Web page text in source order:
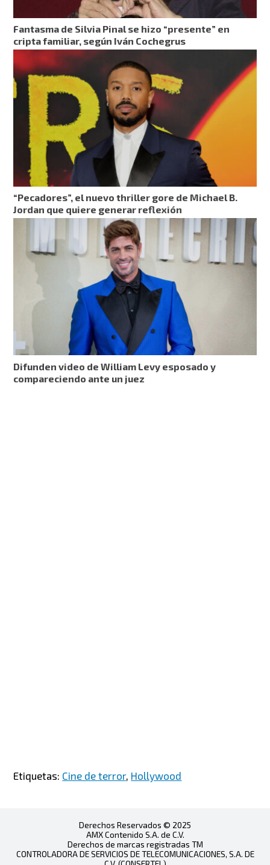
Fantasma de Silvia Pinal se hizo “presente” en
cripta familiar, según Iván Cochegrus
“Pecadores”, el nuevo thriller gore de Michael B.
Jordan que quiere generar reflexión
Difunden video de William Levy esposado y
compareciendo ante un juez
Etiquetas: Cine de terror, Hollywood
Derechos Reservados © 2025
AMX Contenido S.A. de C.V.
Derechos de marcas registradas TM
CONTROLADORA DE SERVICIOS DE TELECOMUNICACIONES, S.A. DE